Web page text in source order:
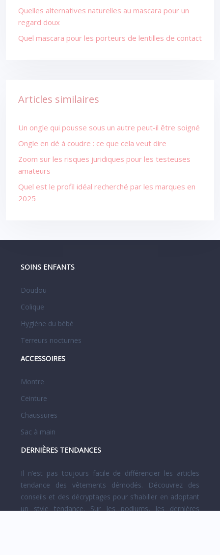
Quelles alternatives naturelles au mascara pour un
regard doux
Quel mascara pour les porteurs de lentilles de contact
Articles similaires
Un ongle qui pousse sous un autre peut-il être soigné
Ongle en dé à coudre : ce que cela veut dire
Zoom sur les risques juridiques pour les testeuses
amateurs
Quel est le profil idéal recherché par les marques en
2025
SOINS ENFANTS
Doudou
Colique
Hygiène du bébé
Terreurs nocturnes
ACCESSOIRES
Montre
Ceinture
Chaussures
Sac à main
DERNIÈRES TENDANCES
Il n’est pas toujours facile de différencier les articles
tendance des vêtements démodés. Découvrez des
conseils et des décryptages pour s’habiller en adoptant
un style tendance. Sur les podiums, les dernières